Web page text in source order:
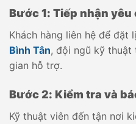
Bước 1: Tiếp nhận yêu
Khách hàng liên hệ để đặt
Bình Tân, đội ngũ kỹ thuật
gian hỗ trợ.
Bước 2: Kiểm tra và
Kỹ thuật viên đến tận nơi